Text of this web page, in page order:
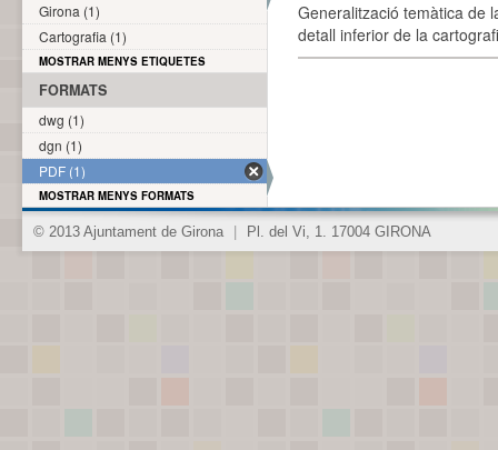
Generalització temàtica de
detall inferior de la
Girona (1)
Cartografia (1)
MOSTRAR MENYS ETIQUETES
FORMATS
dwg (1)
dgn (1)
PDF (1)
MOSTRAR MENYS FORMATS
© 2013 Ajuntament de Girona Pl. del Vi, 1. 17004 GIRONA